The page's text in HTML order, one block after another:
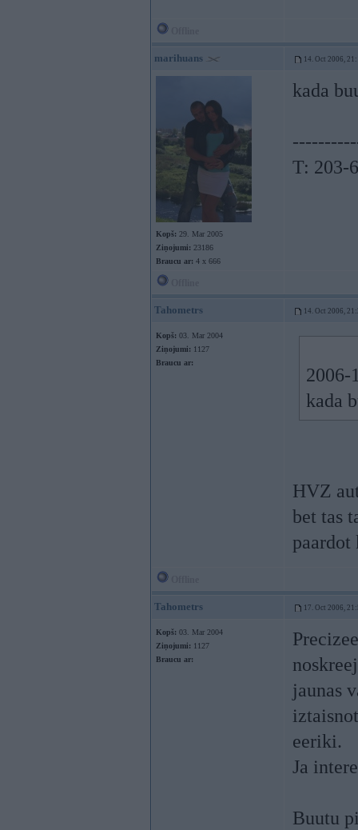
marihuans 14. Oct 2006,
Kopš: 29. Mar 2005
Ziņojumi: 23186
Braucu ar: 4 x 666
kada
T: 203-
Tahometrs 14. Oct 2006,
Kopš: 03. Mar 2004
Ziņojumi: 1127
Braucu ar:
2006-
kada
HVZ
bet tas
paardot
Tahometrs 17. Oct 2006,
Kopš: 03. Mar 2004
Ziņojumi: 1127
Braucu ar:
jaunas
eeriki.
Ja
Buutu